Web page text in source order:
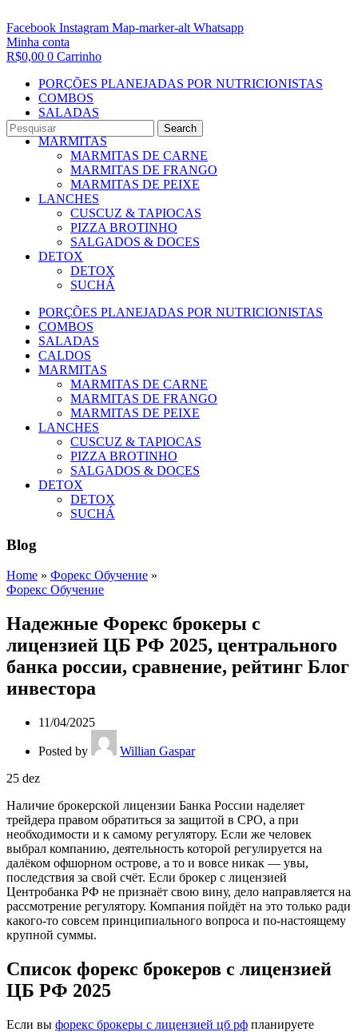
Search
Facebook Instagram Map-marker-alt Whatsapp
Minha conta
R$0,00 0 Carrinho
PORÇÕES PLANEJADAS POR NUTRICIONISTAS​
COMBOS
SALADAS
CALDOS
MARMITAS
MARMITAS DE CARNE
MARMITAS DE FRANGO
MARMITAS DE PEIXE
LANCHES
CUSCUZ & TAPIOCAS
PIZZA BROTINHO
SALGADOS & DOCES
DETOX
DETOX
SUCHÁ
PORÇÕES PLANEJADAS POR NUTRICIONISTAS​
COMBOS
SALADAS
CALDOS
MARMITAS
MARMITAS DE CARNE
MARMITAS DE FRANGO
MARMITAS DE PEIXE
LANCHES
CUSCUZ & TAPIOCAS
PIZZA BROTINHO
SALGADOS & DOCES
DETOX
DETOX
SUCHÁ
Blog
Home » Форекс Обучение »
Форекс Обучение
Надежные Форекс брокеры с
лицензией ЦБ РФ 2025, центрального
банка россии, сравнение, рейтинг Блог
инвестора
11/04/2025
Posted by
Willian Gaspar
25 dez
Наличие брокерской лицензии Банка России наделяет
трейдера правом обратиться за защитой в СРО, а при
необходимости и к самому регулятору. Если же человек
выбрал компанию, деятельность которой регулируется на
далёком офшорном острове, а то и вовсе никак — увы,
последствия за свой счёт. Если брокер с лицензией
Центробанка РФ не признаёт свою вину, дело направляется на
рассмотрение регулятору. Компания пойдёт на это только ради
какого-то совсем принципиального вопроса и по-настоящему
крупной суммы.
Список форекс брокеров с лицензией
ЦБ РФ 2025
Если вы форекс брокеры с лицензией цб рф планируете